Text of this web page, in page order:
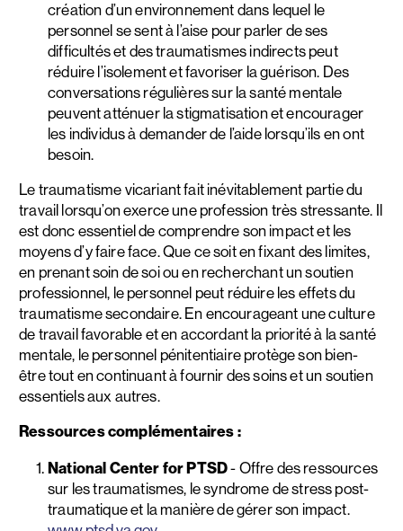
création d’un environnement dans lequel le
personnel se sent à l’aise pour parler de ses
difficultés et des traumatismes indirects peut
réduire l’isolement et favoriser la guérison. Des
conversations régulières sur la santé mentale
peuvent atténuer la stigmatisation et encourager
les individus à demander de l’aide lorsqu’ils en ont
besoin.
Le traumatisme vicariant fait inévitablement partie du
travail lorsqu’on exerce une profession très stressante. Il
est donc essentiel de comprendre son impact et les
moyens d’y faire face. Que ce soit en fixant des limites,
en prenant soin de soi ou en recherchant un soutien
professionnel, le personnel peut réduire les effets du
traumatisme secondaire. En encourageant une culture
de travail favorable et en accordant la priorité à la santé
mentale, le personnel pénitentiaire protège son bien-
être tout en continuant à fournir des soins et un soutien
essentiels aux autres.
Ressources complémentaires :
National Center for PTSD- Offre des ressources
sur les traumatismes, le syndrome de stress post-
traumatique et la manière de gérer son impact.